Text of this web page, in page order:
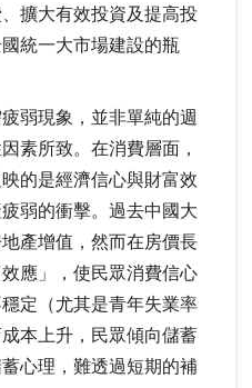
擴大有效投資及提高投
統一大市場建設的瓶
弱現象，並非單純的週
素所致。在消費層面，
的是經濟信心與財富效
弱的衝擊。過去中國大
產增值，然而在房價長
應」，使民眾消費信心
定（尤其是青年失業率
本上升，民眾傾向儲蓄
心理，難透過短期的補